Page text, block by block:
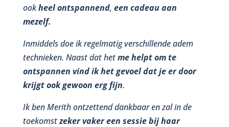
ookheel ontspannend, een cadeau aan
mezelf.
Inmiddelsdoe ik regelmatig verschillende adem
technieken. Naast dat hetme helpt om te
ontspannen vind ik het gevoel dat je er door
krijgt ook gewoon erg fijn.
Ik ben Merith ontzettend dankbaar en zal in de
toekomstzeker vaker een sessie bij haar